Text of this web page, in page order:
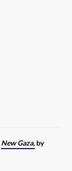
New Gaza, by